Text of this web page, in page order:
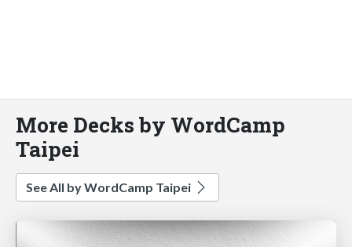
More Decks by WordCamp
Taipei
See All by WordCamp Taipei